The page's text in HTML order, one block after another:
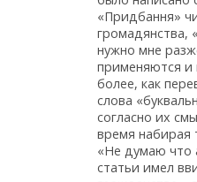
«Придбання»
громадянства,
нужно мне
применяются и
более, как
слова
согласно их
время набирая
«Не думаю что
статьи имел